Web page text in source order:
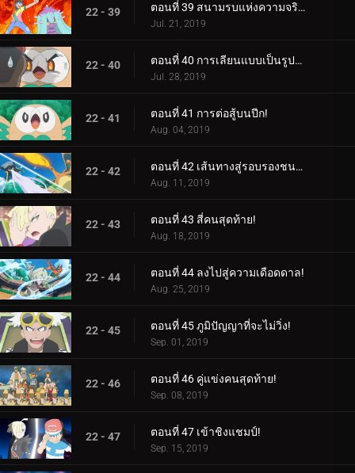
22 - 39 ตอนที่ 39 สนามรบแห่งความจริงและความรัก!
Jul. 21, 2019
22 - 40 ตอนที่ 40 การเลียนแบบเป็นรูปแบบกลยุทธ์ที่จริงใจที่สุด!
Jul. 28, 2019
22 - 41 ตอนที่ 41 การต่อสู้บนปีก!
Aug. 04, 2019
22 - 42 ตอนที่ 42 เส้นทางสู่รอบรองชนะเลิศ!
Aug. 11, 2019
22 - 43 ตอนที่ 43 สี่คนสุดท้าย!
Aug. 18, 2019
22 - 44 ตอนที่ 44 ลงไปสู่ความเดือดดาล!
Aug. 25, 2019
22 - 45 ตอนที่ 45 ภูมิปัญญาที่จะไม่วิ่ง!
Sep. 01, 2019
22 - 46 ตอนที่ 46 คู่แข่งคนสุดท้าย!
Sep. 08, 2019
22 - 47 ตอนที่ 47 เข้าชิงแชมป์!
Sep. 15, 2019